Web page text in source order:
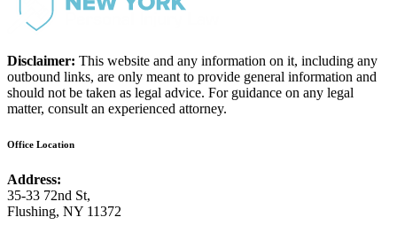
Disclaimer: This website and any information on it, including any
outbound links, are only meant to provide general information and
should not be taken as legal advice. For guidance on any legal
matter, consult an experienced attorney.
Office Location
Address:
35-33 72nd St,
Flushing, NY 11372